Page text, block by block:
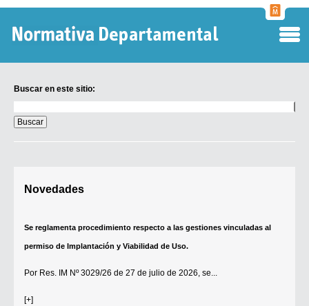
Buscar en este sitio:
en
este
sitio:
Novedades
Se reglamenta procedimiento respecto a las gestiones vinculadas al
permiso de Implantación y Viabilidad de Uso.
Por Res. IM Nº 3029/26 de 27 de julio de 2026, se...
[+]